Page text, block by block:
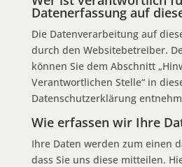
Datenerfassung auf
Die Datenverarbeitung auf
durch den Websitebetreiber.
können Sie dem Abschnitt
Verantwortlichen Stelle“ in
Datenschutzerklärung
Wie erfassen wir Ihre
Ihre Daten werden zum einen
dass Sie uns diese mitteilen.